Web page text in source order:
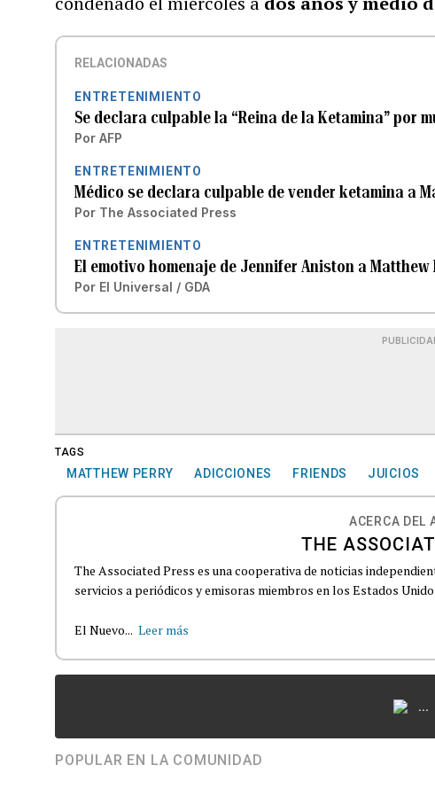
RELACIONADAS
ENTRETENIMIENTO
Se declara culpable la “Reina de la Ketamina” por
Por AFP
ENTRETENIMIENTO
Médico se declara culpable de vender ketamina a
Por The Associated Press
ENTRETENIMIENTO
El emotivo homenaje de Jennifer Aniston a
Por El Universal / GDA
TAGS
MATTHEW PERRY ADICCIONES FRIENDS JUICIOS
ACERCA DEL
THE
The Associated Press es una cooperativa de noticias
servicios a periódicos y emisoras miembros en los Estados
El Nuevo... Leer más
...
POPULAR EN LA COMUNIDAD